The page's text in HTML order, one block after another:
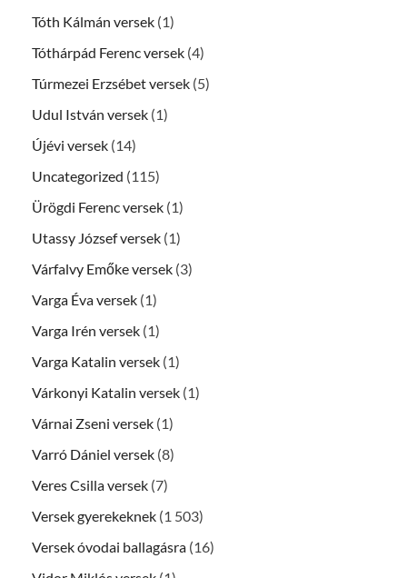
Tóth Kálmán versek (1)
Tóthárpád Ferenc versek (4)
Túrmezei Erzsébet versek (5)
Udul István versek (1)
Újévi versek (14)
Uncategorized (115)
Ürögdi Ferenc versek (1)
Utassy József versek (1)
Várfalvy Emőke versek (3)
Varga Éva versek (1)
Varga Irén versek (1)
Varga Katalin versek (1)
Várkonyi Katalin versek (1)
Várnai Zseni versek (1)
Varró Dániel versek (8)
Veres Csilla versek (7)
Versek gyerekeknek (1 503)
Versek óvodai ballagásra (16)